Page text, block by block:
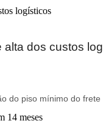
alta dos custos
do piso mínimo do frete